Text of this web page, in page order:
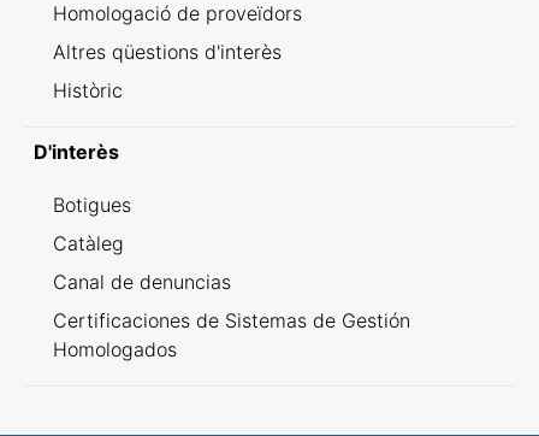
Homologació de proveïdors
Altres qüestions d'interès
Històric
D'interès
Botigues
Catàleg
Canal de denuncias
Certificaciones de Sistemas de Gestión
Homologados